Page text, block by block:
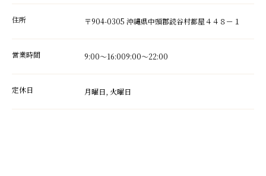
住所 〒904-0305 沖縄県中頭郡読谷村都屋４４８－１
営業時間 9:00～16:009:00～22:00
定休日 月曜日, 火曜日